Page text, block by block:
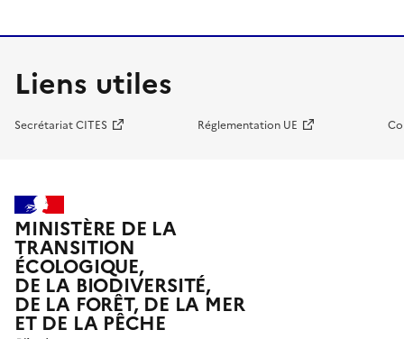
Liens utiles
Secrétariat CITES Réglementation UE
MINISTÈRE DE LA
TRANSITION
ÉCOLOGIQUE,
DE LA BIODIVERSITÉ,
DE LA FORÊT, DE LA MER
ET DE LA PÊCHE